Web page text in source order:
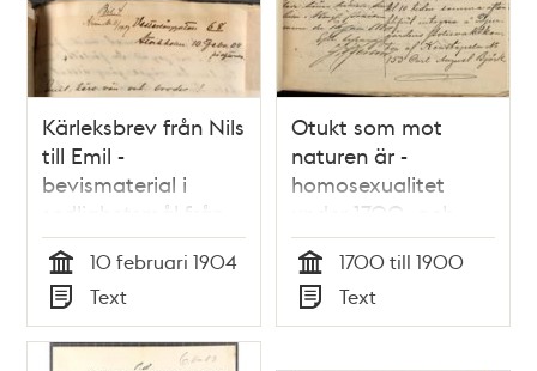
Kärleksbrev från Nils
till Emil -
bevismaterial i
sedlighetsmål från
1907
Tid
10 februari 1904
Typ
Text
Otukt som mot
naturen är -
homosexualitet
under 1700- och
1800-talen
Tid
1700 till 1900
Typ
Text